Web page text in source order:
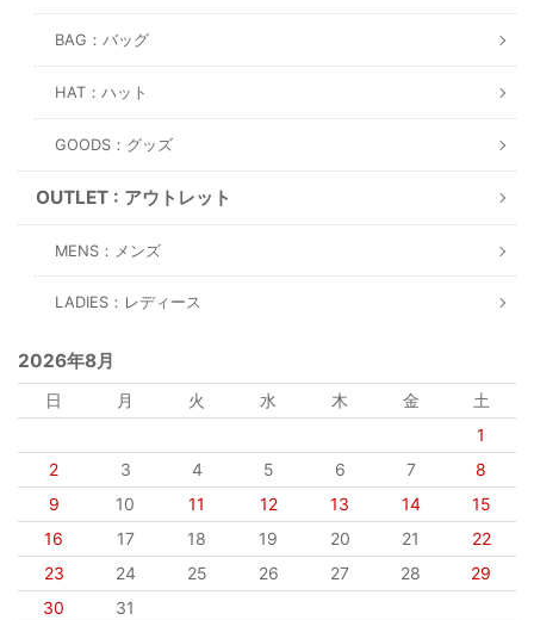
BAG：バッグ
HAT：ハット
GOODS：グッズ
OUTLET : アウトレット
MENS：メンズ
LADIES：レディース
2026年8月
日 月 火 水 木 金
土
1
2
3 4 5 6 7
8
9
10 11 12 13 14
15
16
17 18 19 20 21
22
23
24 25 26 27 28
29
30
31